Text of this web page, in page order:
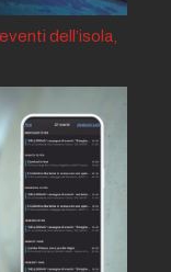
dell’isola,